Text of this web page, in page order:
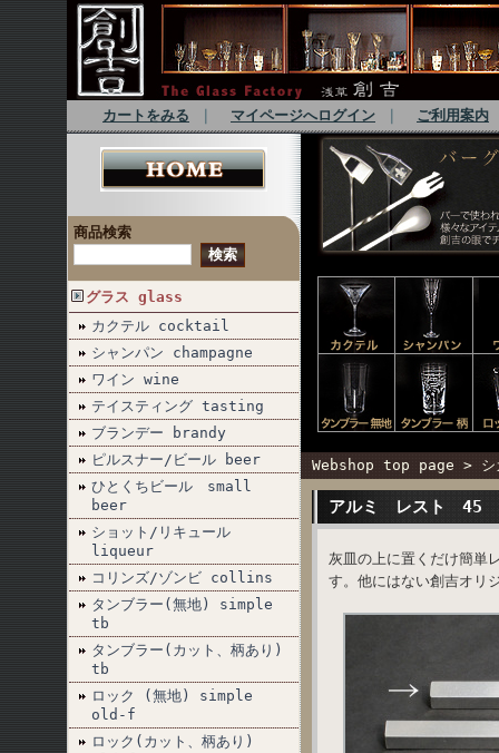
カートをみる マイページへログイン ご利用案内
商品検索
グラス glass
カクテル cocktail
シャンパン champagne
ワイン wine
テイスティング tasting
ブランデー brandy
ピルスナー/ビール beer
ひとくちビール small
beer
ショット/リキュール
liqueur
コリンズ/ゾンビ collins
タンブラー(無地) simple
tb
タンブラー(カット、柄あり)
tb
ロック (無地) simple
old-f
ロック(カット、柄あり)
Webshop top page >
アルミ レスト 45
灰皿の上に置くだけ簡単
す。他にはない創吉オリ